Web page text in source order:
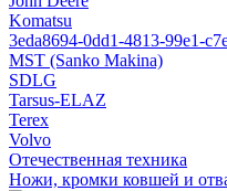
Komatsu
3eda8694-0dd1-4813-99e1-
MST (Sanko Makina)
SDLG
Tarsus-ELAZ
Terex
Volvo
Отечественная техника
Ножи, кромки ковшей и